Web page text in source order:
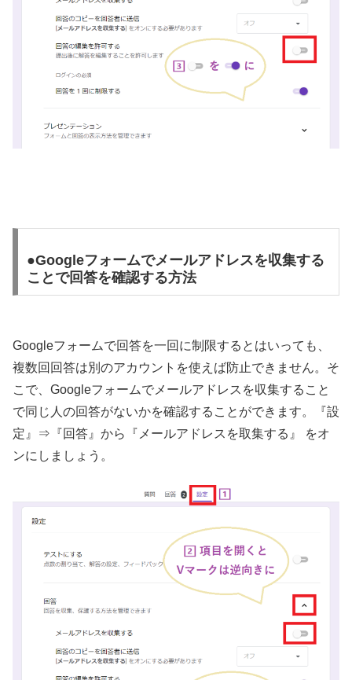
●Googleフォームでメールアドレスを収集する
ことで回答を確認する方法
Googleフォームで回答を一回に制限するとはいっても、
複数回回答は別のアカウントを使えば防止できません。そ
こで、Googleフォームでメールアドレスを収集すること
で同じ人の回答がないかを確認することができます。『設
定』⇒『回答』から『メールアドレスを取集する』 をオ
ンにしましょう。